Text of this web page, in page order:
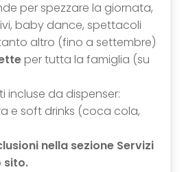
per spezzare la giornata,
baby dance, spettacoli
altro (fino a settembre)
per tutta la famiglia (su
incluse da dispenser:
e soft drinks (coca cola,
nella sezione Servizi
sito.